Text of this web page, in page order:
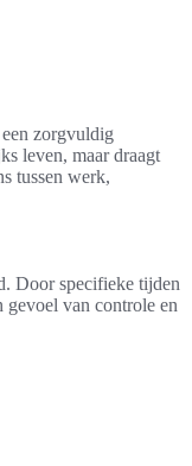
een zorgvuldig
leven, maar draagt
tussen werk,
Door specifieke tijden
gevoel van controle en